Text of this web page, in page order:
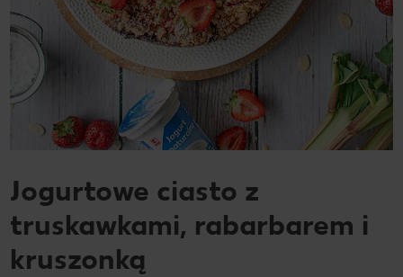
Jogurtowe ciasto z
truskawkami, rabarbarem i
kruszonką